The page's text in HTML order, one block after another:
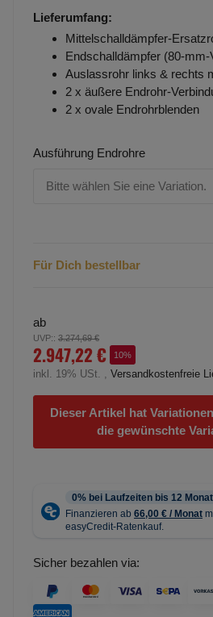
Lieferumfang:
Mittelschalldämpfer-
Endschalldämpfer (80-mm-
Auslassrohr links & rechts
2 x äußere Endrohr-
2 x ovale Endrohrblenden
Ausführung Endrohre
Bitte wählen Sie eine Variation.
Für Dich bestellbar
ab
UVP:: 3.274,69 €
2.947,22 € 10%
inkl. 19% USt. , Versandkostenfreie
Dieser Artikel hat
die gewünschte
Sicher bezahlen via: